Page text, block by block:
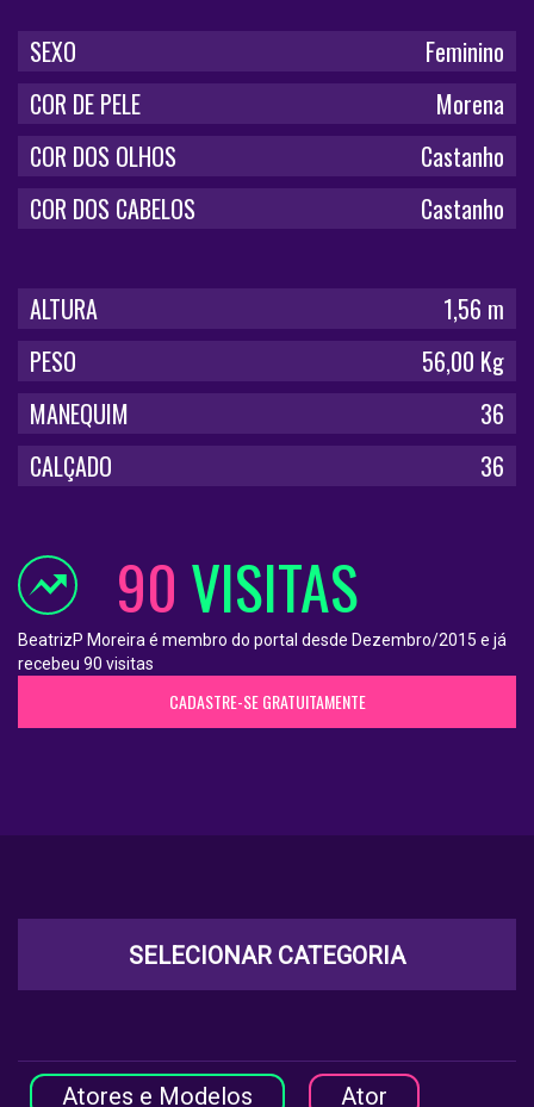
SEXO
Feminino
COR DE PELE
Morena
COR DOS OLHOS
Castanho
COR DOS CABELOS
Castanho
ALTURA
1,56 m
PESO
56,00 Kg
MANEQUIM
36
CALÇADO
36
90 VISITAS
BeatrizP Moreira é membro do portal desde Dezembro/2015 e já
recebeu 90 visitas
CADASTRE-SE GRATUITAMENTE
SELECIONAR CATEGORIA
Atores e Modelos Ator